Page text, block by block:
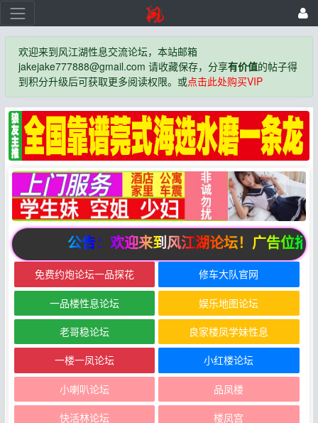
欢迎来到风江湖性息交流论坛，本站邮箱
jakejake777888@gmail.com 请收藏保存，分享有价值的帖子得
到积分升级后可获取更多阅读权限。或点击此处购买VIP
公告：欢迎来到风江湖论坛！广告位招商
免费约炮论坛一品探花 修车大队官网
一品楼性息论坛 娱乐地图论坛
老哥稳论坛 良家楼凤学妹性息
一楼一凤论坛 小红楼论坛
小喇叭论坛 品凤楼
快活林论坛 楼凤宫